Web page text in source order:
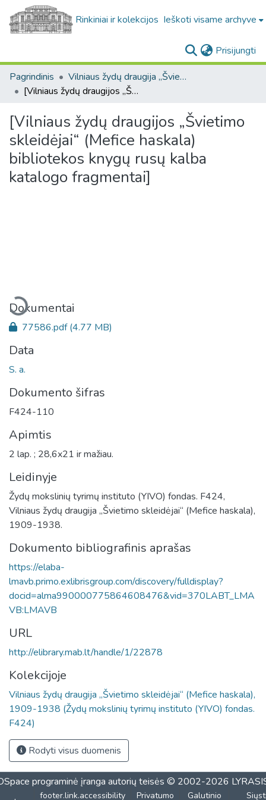
Rinkiniai ir kolekcijos Ieškoti visame archyve
Prisijungti
Pagrindinis
Vilniaus žydų draugija „Švietimo skleidėjai“ (Mefice haskala), 1909-1938 (Žydų mokslinių tyrimų instituto (YIVO) fondas. F424)
[Vilniaus žydų draugijos „Švietimo skleidėjai“ (Mefice haskala) bibliotekos knygų rusų kalba katalogo fragmentai]
[Vilniaus žydų draugijos „Švietimo
skleidėjai“ (Mefice haskala)
bibliotekos knygų rusų kalba
katalogo fragmentai]
Dokumentai
77586.pdf(4.77 MB)
Data
S. a.
Dokumento šifras
F424-110
Apimtis
2 lap. ; 28,6x21 ir mažiau.
Leidinyje
Žydų mokslinių tyrimų instituto (YIVO) fondas. F424,
Vilniaus žydų draugija „Švietimo skleidėjai“ (Mefice haskala),
1909-1938.
Dokumento bibliografinis aprašas
https://elaba-
lmavb.primo.exlibrisgroup.com/discovery/fulldisplay?
docid=alma990000775864608476&vid=370LABT_LMA
VB:LMAVB
URL
http://elibrary.mab.lt/handle/1/22878
Kolekcijoje
Vilniaus žydų draugija „Švietimo skleidėjai“ (Mefice haskala),
1909-1938 (Žydų mokslinių tyrimų instituto (YIVO) fondas.
F424)
Rodyti visus duomenis
programinė įranga autorių teisės © 2002-2026
footer.link.accessibility Privatumo Galutinio